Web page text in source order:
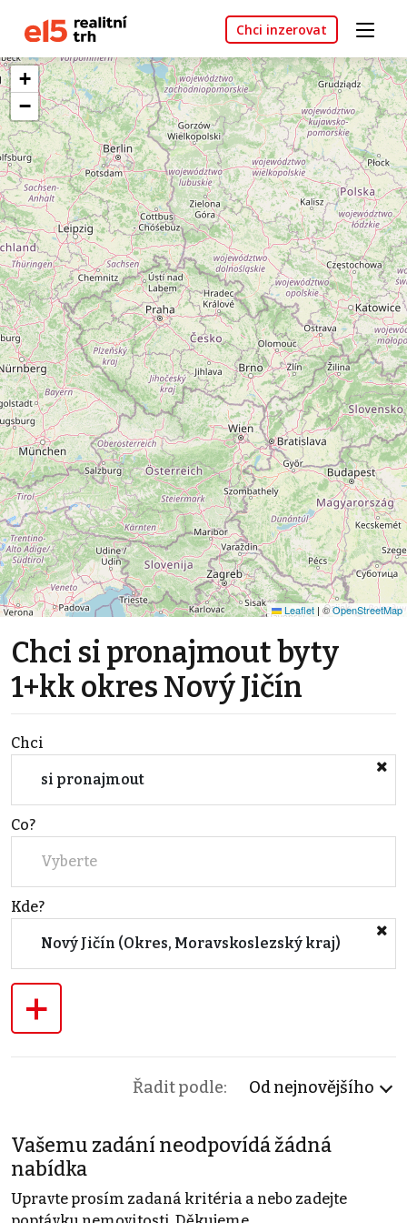
Chci inzerovat
+
−
Leaflet | ©OpenStreetMap
Chci si pronajmout byty
1+kk okres Nový Jičín
Chci
si pronajmout
Co?
Vyberte
Kde?
Nový Jičín (Okres, Moravskoslezský kraj)
+
Řadit podle: Od nejnovějšího
Vašemu zadání neodpovídá žádná
nabídka
Upravte prosím zadaná kritéria a nebo zadejte